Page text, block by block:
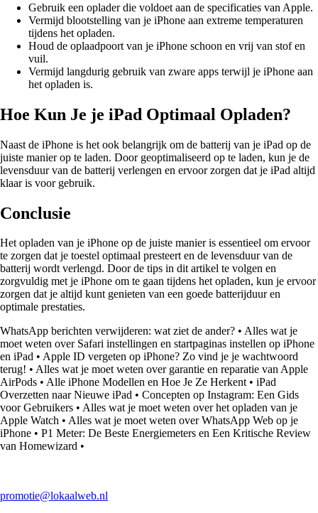
Gebruik een oplader die voldoet aan de specificaties van Apple.
Vermijd blootstelling van je iPhone aan extreme temperaturen
tijdens het opladen.
Houd de oplaadpoort van je iPhone schoon en vrij van stof en
vuil.
Vermijd langdurig gebruik van zware apps terwijl je iPhone aan
het opladen is.
Hoe Kun Je je iPad Optimaal Opladen?
Naast de iPhone is het ook belangrijk om de batterij van je iPad op de
juiste manier op te laden. Door geoptimaliseerd op te laden, kun je de
levensduur van de batterij verlengen en ervoor zorgen dat je iPad altijd
klaar is voor gebruik.
Conclusie
Het opladen van je iPhone op de juiste manier is essentieel om ervoor
te zorgen dat je toestel optimaal presteert en de levensduur van de
batterij wordt verlengd. Door de tips in dit artikel te volgen en
zorgvuldig met je iPhone om te gaan tijdens het opladen, kun je ervoor
zorgen dat je altijd kunt genieten van een goede batterijduur en
optimale prestaties.
WhatsApp berichten verwijderen: wat ziet de ander? • Alles wat je
moet weten over Safari instellingen en startpaginas instellen op iPhone
en iPad • Apple ID vergeten op iPhone? Zo vind je je wachtwoord
terug! • Alles wat je moet weten over garantie en reparatie van Apple
AirPods • Alle iPhone Modellen en Hoe Je Ze Herkent• iPad
Overzetten naar Nieuwe iPad • Concepten op Instagram: Een Gids
voor Gebruikers • Alles wat je moet weten over het opladen van je
Apple Watch • Alles wat je moet weten over WhatsApp Web op je
iPhone • P1 Meter: De Beste Energiemeters en Een Kritische Review
van Homewizard •
promotie@lokaalweb.nl